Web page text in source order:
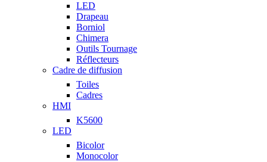
LED
Drapeau
Borniol
Chimera
Outils Tournage
Réflecteurs
Cadre de diffusion
Toiles
Cadres
HMI
K5600
LED
Bicolor
Monocolor